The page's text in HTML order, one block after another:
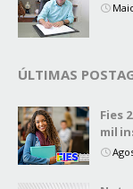
ÚLTIMAS
Fies
mil